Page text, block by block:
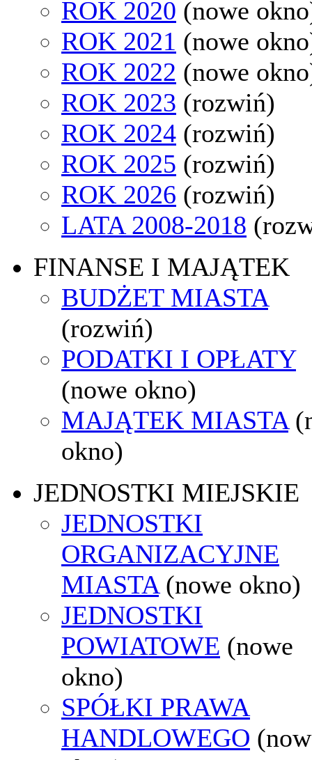
ROK 2020 (nowe
ROK 2021 (nowe
ROK 2022 (nowe
ROK 2023 (rozwiń)
ROK 2024 (rozwiń)
ROK 2025 (rozwiń)
ROK 2026 (rozwiń)
LATA 2008-2018
FINANSE I MAJĄTEK
BUDŻET MIASTA
(rozwiń)
PODATKI I OPŁATY
(nowe okno)
MAJĄTEK MIASTA
okno)
JEDNOSTKI MIEJSKIE
JEDNOSTKI
ORGANIZACYJNE
MIASTA (nowe okno)
JEDNOSTKI
POWIATOWE (nowe
okno)
SPÓŁKI PRAWA
HANDLOWEGO